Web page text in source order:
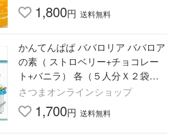
1,800円 送料無料
かんてんぱぱ ババロリア ババロア
の素（ ストロベリー+チョコレー
ト+バニラ） 各（５人分Ｘ２袋
入）１袋セット【送料無料】
さつまオンラインショップ
1,700円 送料無料